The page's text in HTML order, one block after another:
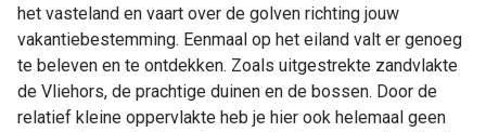
het vasteland en vaart over de golven richting jouw
vakantiebestemming. Eenmaal op het eiland valt er genoeg
te beleven en te ontdekken. Zoals uitgestrekte zandvlakte
de Vliehors, de prachtige duinen en de bossen. Door de
relatief kleine oppervlakte heb je hier ook helemaal geen